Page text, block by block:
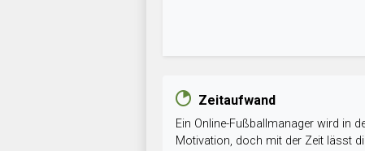
Zeitaufwand
Ein Online-Fußballmanager wird in
Motivation, doch mit der Zeit lässt